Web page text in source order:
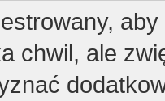
chwil, ale